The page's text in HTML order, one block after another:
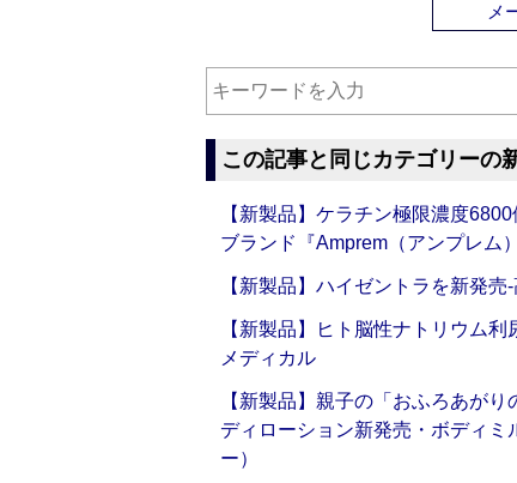
メ
この記事と同じカテゴリーの
【新製品】ケラチン極限濃度
ブランド『Amprem（アンプレ
【新製品】ハイゼントラを新発
【新製品】ヒト脳性ナトリウム
メディカル
【新製品】親子の「おふろあが
ディローション新発売・ボディ
ー）